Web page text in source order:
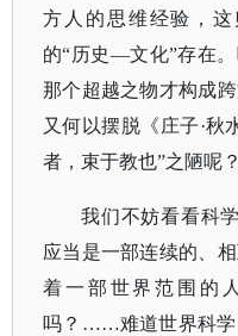
方人的思维经验，
的“历史—文化”存在
那个超越之物才构成
又何以摆脱《庄子·秋
者，束于教也”之陋呢？
我们不妨看看科
应当是一部连续的、
着一部世界范围的
吗？……难道世界科学